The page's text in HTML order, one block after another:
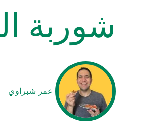
شوربة
عمر شبراوي